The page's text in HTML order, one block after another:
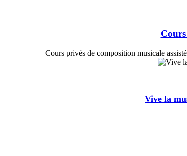
Cours privés de composition musicale
Vive la